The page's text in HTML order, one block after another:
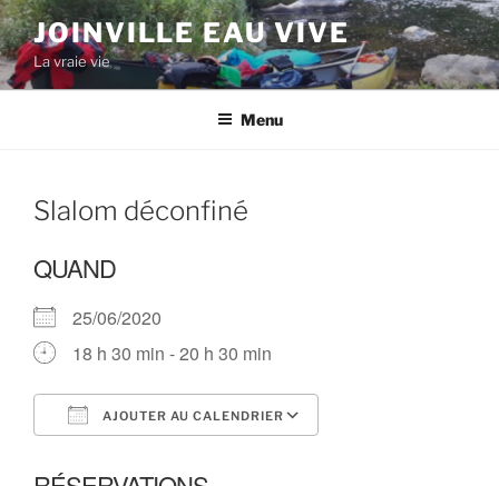
Aller
au
contenu
principal
JOINVILLE EAU VIVE
La vraie vie
Menu
Slalom déconfiné
QUAND
25/06/2020
18 h 30 min - 20 h 30 min
AJOUTER AU CALENDRIER